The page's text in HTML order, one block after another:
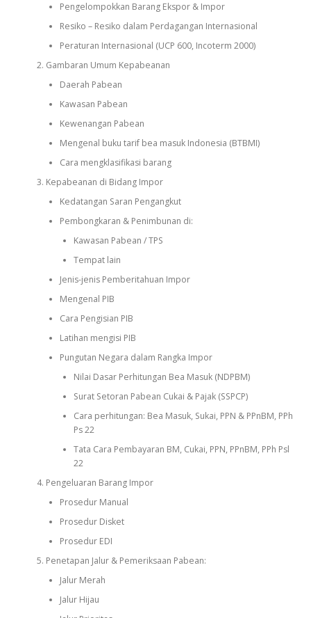
Pengelompokkan Barang Ekspor & Impor
Resiko – Resiko dalam Perdagangan Internasional
Peraturan Internasional (UCP 600, Incoterm 2000)
Gambaran Umum Kepabeanan
Daerah Pabean
Kawasan Pabean
Kewenangan Pabean
Mengenal buku tarif bea masuk Indonesia (BTBMI)
Cara mengklasifikasi barang
Kepabeanan di Bidang Impor
Kedatangan Saran Pengangkut
Pembongkaran & Penimbunan di:
Kawasan Pabean / TPS
Tempat lain
Jenis-jenis Pemberitahuan Impor
Mengenal PIB
Cara Pengisian PIB
Latihan mengisi PIB
Pungutan Negara dalam Rangka Impor
Nilai Dasar Perhitungan Bea Masuk (NDPBM)
Surat Setoran Pabean Cukai & Pajak (SSPCP)
Cara perhitungan: Bea Masuk, Sukai, PPN & PPnBM, PPh
Ps 22
Tata Cara Pembayaran BM, Cukai, PPN, PPnBM, PPh Psl
22
Pengeluaran Barang Impor
Prosedur Manual
Prosedur Disket
Prosedur EDI
Penetapan Jalur & Pemeriksaan Pabean:
Jalur Merah
Jalur Hijau